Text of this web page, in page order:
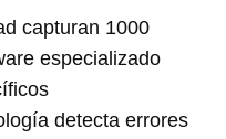
capturan 1000
especializado
detecta errores